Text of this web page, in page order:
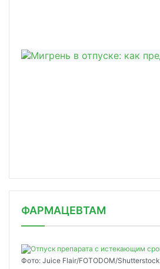
ФАРМАЦЕВТАМ
Фото: Juice Flair/FOTODOM/Shutterstoсk